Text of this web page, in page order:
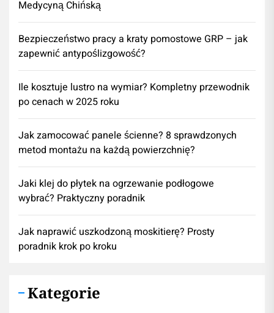
Medycyną Chińską
Bezpieczeństwo pracy a kraty pomostowe GRP – jak
zapewnić antypoślizgowość?
Ile kosztuje lustro na wymiar? Kompletny przewodnik
po cenach w 2025 roku
Jak zamocować panele ścienne? 8 sprawdzonych
metod montażu na każdą powierzchnię?
Jaki klej do płytek na ogrzewanie podłogowe
wybrać? Praktyczny poradnik
Jak naprawić uszkodzoną moskitierę? Prosty
poradnik krok po kroku
Kategorie